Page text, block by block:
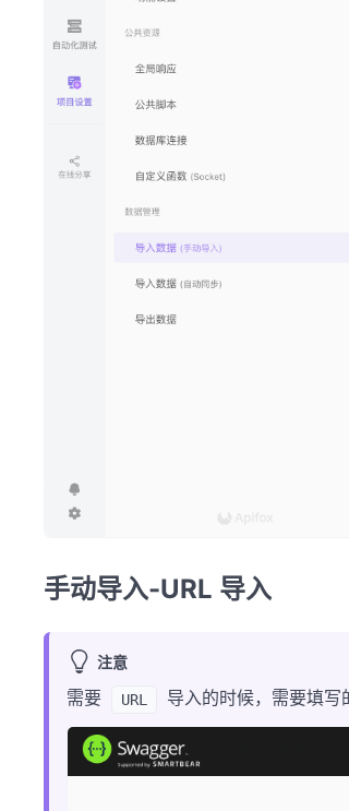
手动导入-URL 导入
注意
需要 URL 导入的时候，需要填写